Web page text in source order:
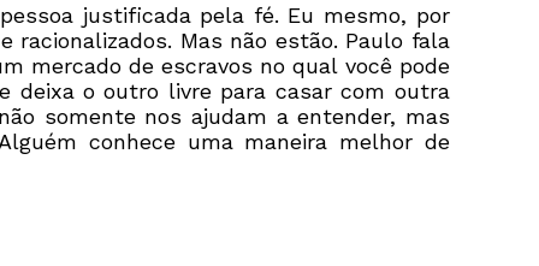
justificada pela fé. Eu mesmo, por
Mas não estão. Paulo fala
mercado de escravos no qual você pode
deixa o outro livre para casar com outra
somente nos ajudam a entender, mas
conhece uma maneira melhor de